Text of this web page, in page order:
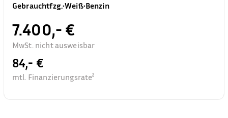
Gebrauchtfzg.•Weiß•Benzin
7.400,- €
MwSt. nicht ausweisbar
84,- €
mtl. Finanzierungsrate²